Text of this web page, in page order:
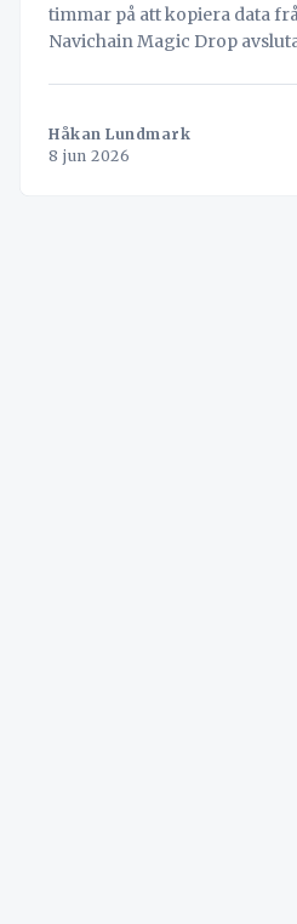
timmar på att kopiera data
Navichain Magic Drop
Håkan Lundmark
8 jun 2026